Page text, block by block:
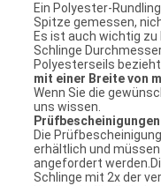
Ein Polyester-
Spitze gemessen,
Es ist auch wichtig
Schlinge
Polyesterseils
mit einer Breite von
Wenn Sie die
uns wissen.
Die
erhältlich und
angefordert
Schlinge mit 2x der